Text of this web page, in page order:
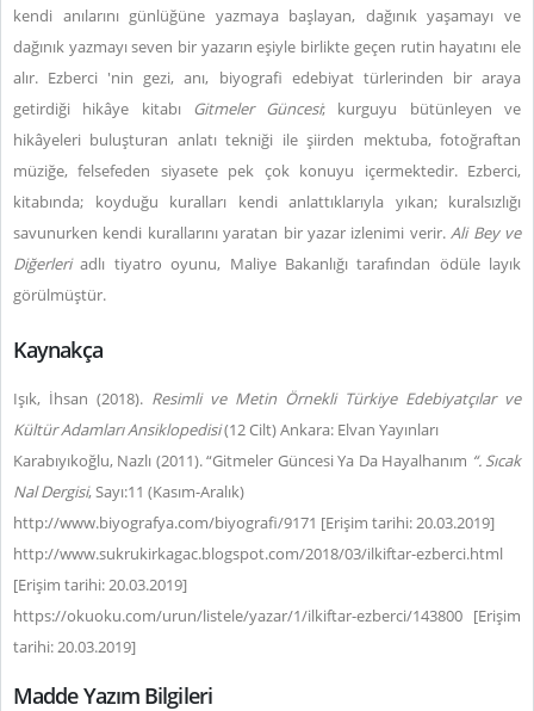
kendi anılarını günlüğüne yazmaya başlayan, dağınık yaşamayı ve
dağınık yazmayı seven bir yazarın eşiyle birlikte geçen rutin hayatını ele
alır. Ezberci 'nin gezi, anı, biyografi edebiyat türlerinden bir araya
getirdiği hikâye kitabı Gitmeler Güncesi; kurguyu bütünleyen ve
hikâyeleri buluşturan anlatı tekniği ile şiirden mektuba, fotoğraftan
müziğe, felsefeden siyasete pek çok konuyu içermektedir. Ezberci,
kitabında; koyduğu kuralları kendi anlattıklarıyla yıkan; kuralsızlığı
savunurken kendi kurallarını yaratan bir yazar izlenimi verir.Ali Bey ve
Diğerleriadlı tiyatro oyunu, Maliye Bakanlığı tarafından ödüle layık
görülmüştür.
Kaynakça
Işık, İhsan (2018). Resimli ve Metin Örnekli Türkiye Edebiyatçılar ve
Kültür Adamları Ansiklopedisi(12 Cilt) Ankara: Elvan Yayınları
Karabıyıkoğlu, Nazlı (2011). “Gitmeler Güncesi Ya Da Hayalhanım “. Sıcak
Nal Dergisi, Sayı:11 (Kasım-Aralık)
http://www.biyografya.com/biyografi/9171 [Erişim tarihi: 20.03.2019]
http://www.sukrukirkagac.blogspot.com/2018/03/ilkiftar-ezberci.html
[Erişim tarihi: 20.03.2019]
https://okuoku.com/urun/listele/yazar/1/ilkiftar-ezberci/143800 [Erişim
tarihi: 20.03.2019]
Madde Yazım Bilgileri